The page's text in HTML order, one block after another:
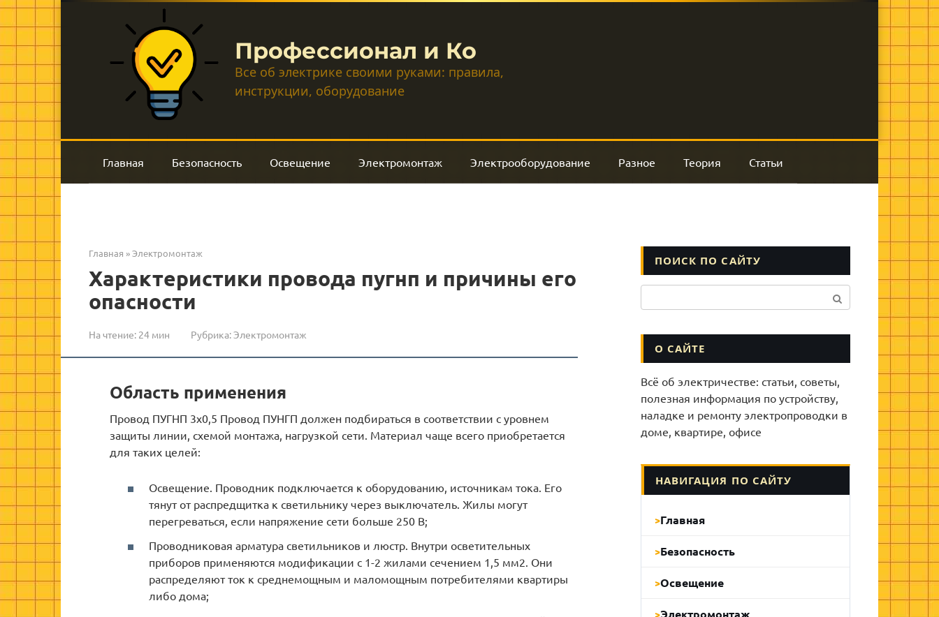
Перейти
к
контенту
Профессионал и Ко
Все об электрике своими руками: правила,
инструкции, оборудование
Главная Безопасность Освещение Электромонтаж Электрооборудование Разное Теория Статьи
Главная »Электромонтаж
Характеристики провода пугнп и причины его
опасности
На чтение: 24 мин Рубрика:Электромонтаж
Область применения
Провод ПУГНП 3х0,5 Провод ПУНГП должен подбираться в соответствии с уровнем
защиты линии, схемой монтажа, нагрузкой сети. Материал чаще всего приобретается
для таких целей:
Освещение. Проводник подключается к оборудованию, источникам тока. Его
тянут от распредщитка к светильнику через выключатель. Жилы могут
перегреваться, если напряжение сети больше 250 В;
Проводниковая арматура светильников и люстр. Внутри осветительных
приборов применяются модификации с 1-2 жилами сечением 1,5 мм2. Они
распределяют ток к среднемощным и маломощным потребителями квартиры
либо дома;
ПОИСК ПО САЙТУ
О САЙТЕ
Всё об электричестве: статьи, советы,
полезная информация по устройству,
наладке и ремонту электропроводки в
доме, квартире, офисе
НАВИГАЦИЯ ПО САЙТУ
Главная
Безопасность
Освещение
Электромонтаж